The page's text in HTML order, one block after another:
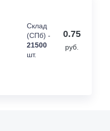
Склад
(СПб) -
21500
шт.
0.75
руб.